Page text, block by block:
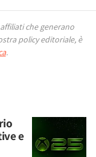
che generano
policy editoriale, è
.
e